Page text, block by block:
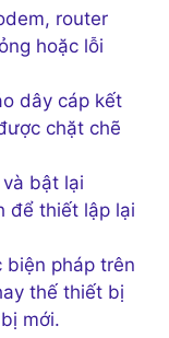
router
hoặc lỗi
dây cáp kết
chặt chẽ
bật lại
để thiết lập lại
biện pháp trên
thế thiết bị
mới.